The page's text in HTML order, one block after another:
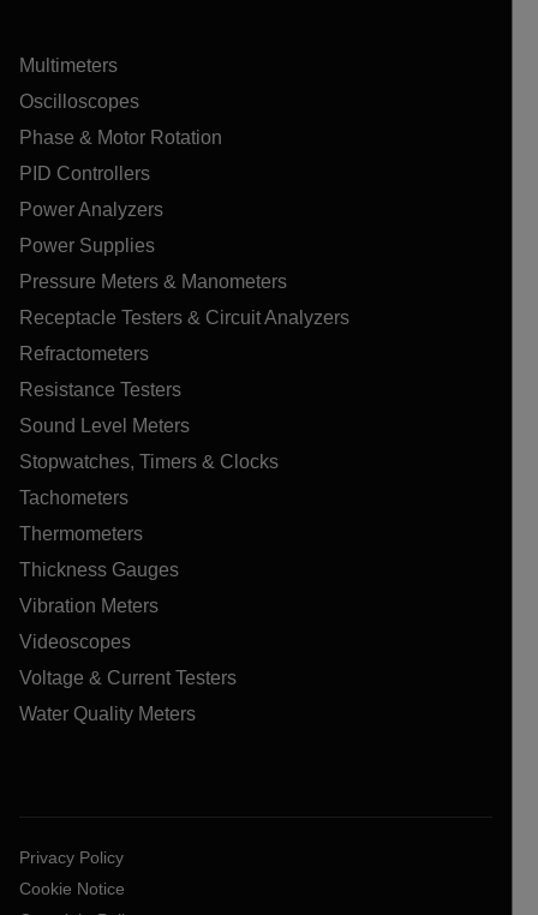
Multimeters
Oscilloscopes
Phase & Motor Rotation
PID Controllers
Power Analyzers
Power Supplies
Pressure Meters & Manometers
Receptacle Testers & Circuit Analyzers
Refractometers
Resistance Testers
Sound Level Meters
Stopwatches, Timers & Clocks
Tachometers
Thermometers
Thickness Gauges
Vibration Meters
Videoscopes
Voltage & Current Testers
Water Quality Meters
Privacy Policy
Cookie Notice